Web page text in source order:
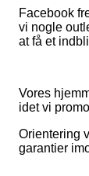
Facebook
vi nogle
at få et
Vores
idet vi
Orientering
garantier